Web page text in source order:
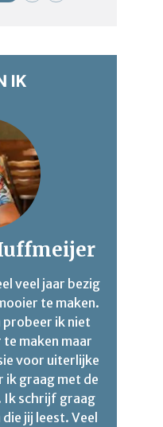
IK
veel jaar bezig
te maken.
probeer ik niet
maken maar
voor uiterlijke
ik graag met de
Ik schrijf graag
jij leest. Veel